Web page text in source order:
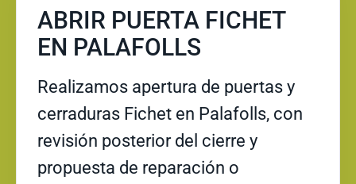
ABRIR PUERTA FICHET
EN PALAFOLLS
Realizamos apertura de puertas y
cerraduras Fichet en Palafolls, con
revisión posterior del cierre y
propuesta de reparación o